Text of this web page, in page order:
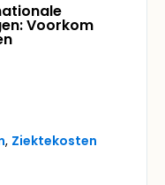
Voorkom
, Ziektekosten